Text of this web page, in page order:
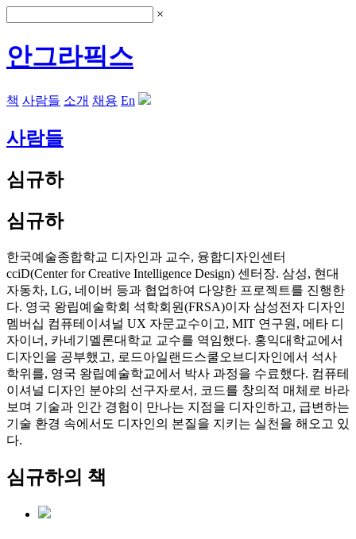
×
안그라픽스
책 사람들 소개 채용 En
사람들
심규하
심규하
한국예술종합학교 디자인과 교수, 융합디자인센터
cciD(Center for Creative Intelligence Design) 센터장. 삼성, 현대
자동차, LG, 네이버 등과 협업하여 다양한 프로젝트를 진행한
다. 영국 왕립예술학회 석학회원(FRSA)이자 삼성전자 디자인
멤버십 컴퓨테이셔널 UX 자문교수이고, MIT 연구원, 메타 디
자이너, 카네기멜론대학교 교수를 역임했다. 홍익대학교에서
디자인을 공부했고, 로드아일랜드스쿨오브디자인에서 석사
학위를, 영국 왕립예술학교에서 박사 과정을 수료했다. 컴퓨테
이셔널 디자인 분야의 선구자로서, 코드를 창의적 매체로 바라
보며 기술과 인간 경험이 만나는 지점을 디자인하고, 급변하는
기술 환경 속에서도 디자인의 본질을 지키는 실천을 해오고 있
다.
심규하의 책